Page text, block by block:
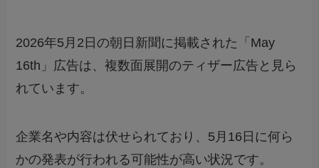
2026年5月2日の朝日新聞に掲載された「May
16th」広告は、複数面展開のティザー広告と見ら
れています。
企業名や内容は伏せられており、5月16日に何ら
かの発表が行われる可能性が高い状況です。